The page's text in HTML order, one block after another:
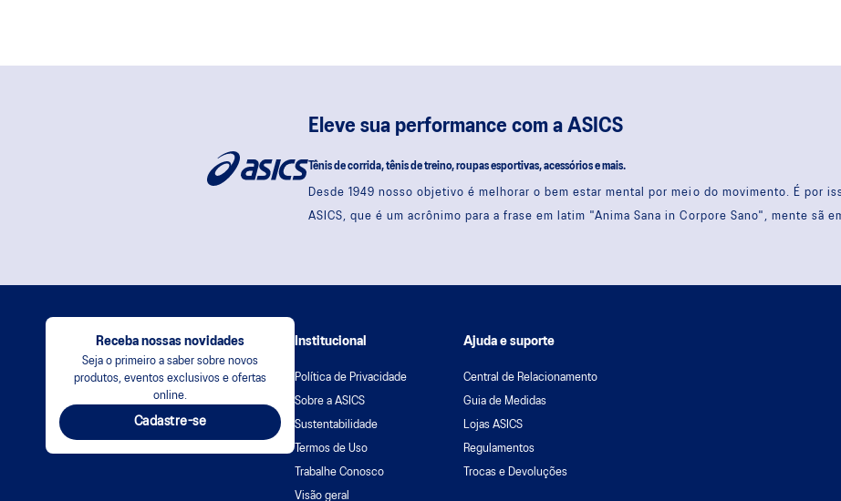
Eleve sua performance com a ASICS
Tênis de corrida, tênis de treino, roupas esportivas, acessórios e mais.
Desde 1949 nosso objetivo é melhorar o bem estar mental por meio do movimento. É por
ASICS, que é um acrônimo para a frase em latim "Anima Sana in Corpore Sano", mente sã
Receba nossas novidades
Seja o primeiro a saber sobre novos
produtos, eventos exclusivos e ofertas
online.
Cadastre-se
Institucional
Política de Privacidade
Sobre a ASICS
Sustentabilidade
Termos de Uso
Trabalhe Conosco
Visão geral
Ajuda e suporte
Central de Relacionamento
Guia de Medidas
Lojas ASICS
Regulamentos
Trocas e Devoluções